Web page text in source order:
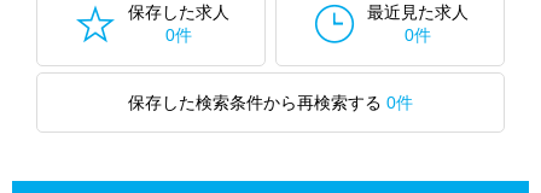
保存した求人
0件
最近見た求人
0件
保存した検索条件から再検索する 0件